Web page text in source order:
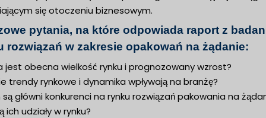
się otoczeniu biznesowym.
pytania, na które odpowiada raport z
rozwiązań w zakresie opakowań na żądanie:
jest obecna wielkość rynku i prognozowany wzrost?
trendy rynkowe i dynamika wpływają na branżę?
są główni konkurenci na rynku rozwiązań pakowania na
ich udziały w rynku?